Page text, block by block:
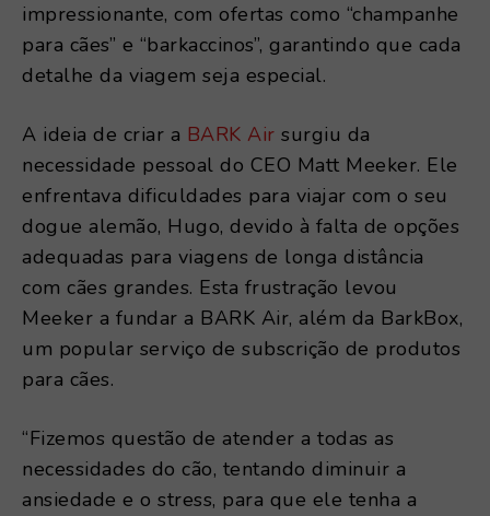
impressionante, com ofertas como “champanhe
para cães” e “barkaccinos”, garantindo que cada
detalhe da viagem seja especial.
A ideia de criar a BARK Air surgiu da
necessidade pessoal do CEO Matt Meeker. Ele
enfrentava dificuldades para viajar com o seu
dogue alemão, Hugo, devido à falta de opções
adequadas para viagens de longa distância
com cães grandes. Esta frustração levou
Meeker a fundar a BARK Air, além da BarkBox,
um popular serviço de subscrição de produtos
para cães.
“Fizemos questão de atender a todas as
necessidades do cão, tentando diminuir a
ansiedade e o stress, para que ele tenha a